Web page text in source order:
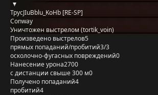
TpycJIuBblu_KoHb [RE-SP]
Conway
Уничтожен выстрелом (tortik_voin)
Произведено выстрелов5
прямых попаданий/пробитий3/3
осколочно-фугасных повреждений0
Нанесение урона2700
с дистанции свыше 300 м0
Получено попаданий4
пробитий4